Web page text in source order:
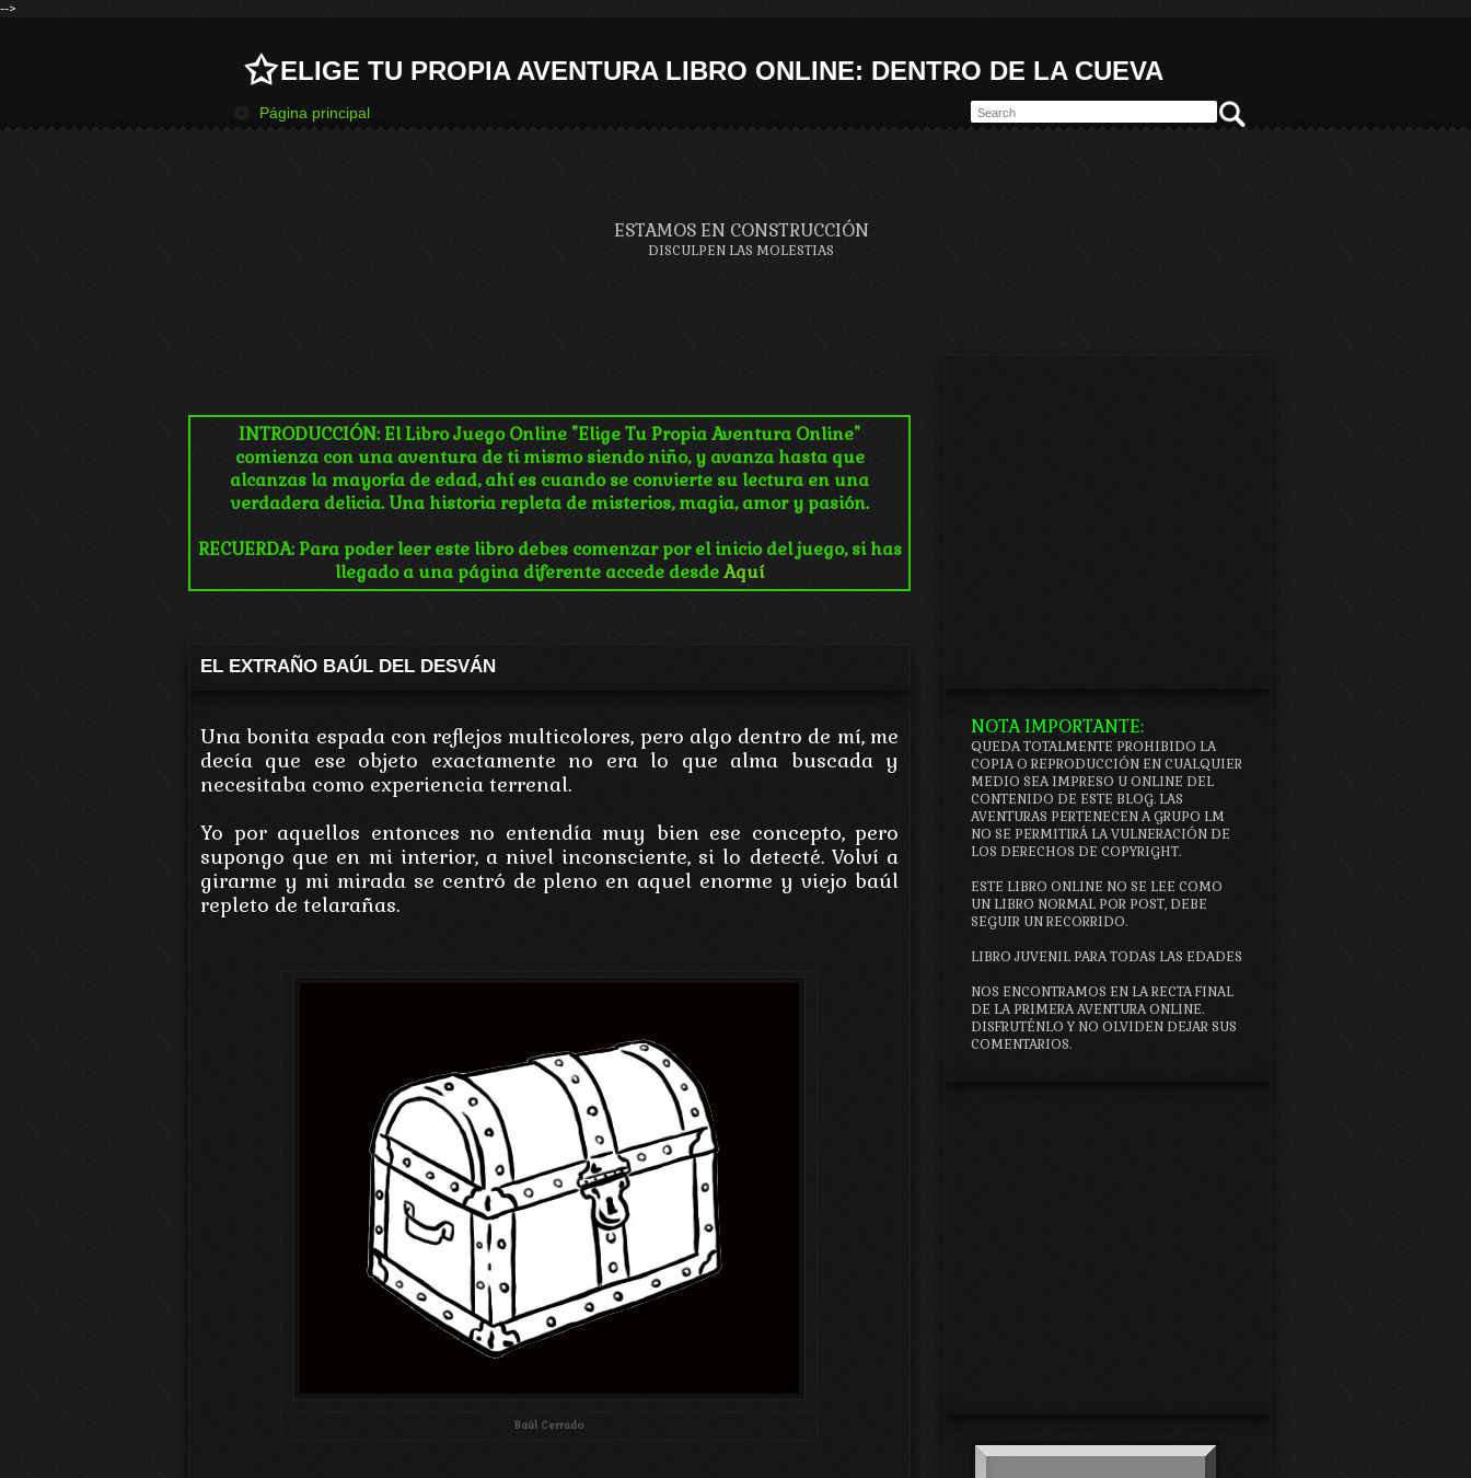
-->
ELIGE TU PROPIA AVENTURA LIBRO ONLINE: DENTRO DE LA CUEVA
Página principal
ESTAMOS EN CONSTRUCCIÓN
DISCULPEN LAS MOLESTIAS
INTRODUCCIÓN: El Libro Juego Online "Elige Tu Propia Aventura Online"
comienza con una aventura de ti mismo siendo niño, y avanza hasta que
alcanzas la mayoría de edad, ahí es cuando se convierte su lectura en una
verdadera delicia. Una historia repleta de misterios, magia, amor y pasión.
RECUERDA: Para poder leer este libro debes comenzar por el inicio del juego, si has
llegado a una página diferente accede desdeAquí
EL EXTRAÑO BAÚL DEL DESVÁN
Una bonita espada con reflejos multicolores, pero algo dentro de mí, me
decía que ese objeto exactamente no era lo que alma buscada y
necesitaba como experiencia terrenal.
Yo por aquellos entonces no entendía muy bien ese concepto, pero
supongo que en mi interior, a nivel inconsciente, si lo detecté. Volví a
girarme y mi mirada se centró de pleno en aquel enorme y viejo baúl
repleto de telarañas.
Baúl Cerrado
NOTA IMPORTANTE:
QUEDA TOTALMENTE PROHIBIDO LA
COPIA O REPRODUCCIÓN EN CUALQUIER
MEDIO SEA IMPRESO U ONLINE DEL
CONTENIDO DE ESTE BLOG. LAS
AVENTURAS PERTENECEN A GRUPO LM
NO SE PERMITIRÁ LA VULNERACIÓN DE
LOS DERECHOS DE COPYRIGHT.
ESTE LIBRO ONLINE NO SE LEE COMO
UN LIBRO NORMAL POR POST, DEBE
SEGUIR UN RECORRIDO.
LIBRO JUVENIL PARA TODAS LAS EDADES
NOS ENCONTRAMOS EN LA RECTA FINAL
DE LA PRIMERA AVENTURA ONLINE.
DISFRUTÉNLO Y NO OLVIDEN DEJAR SUS
COMENTARIOS.